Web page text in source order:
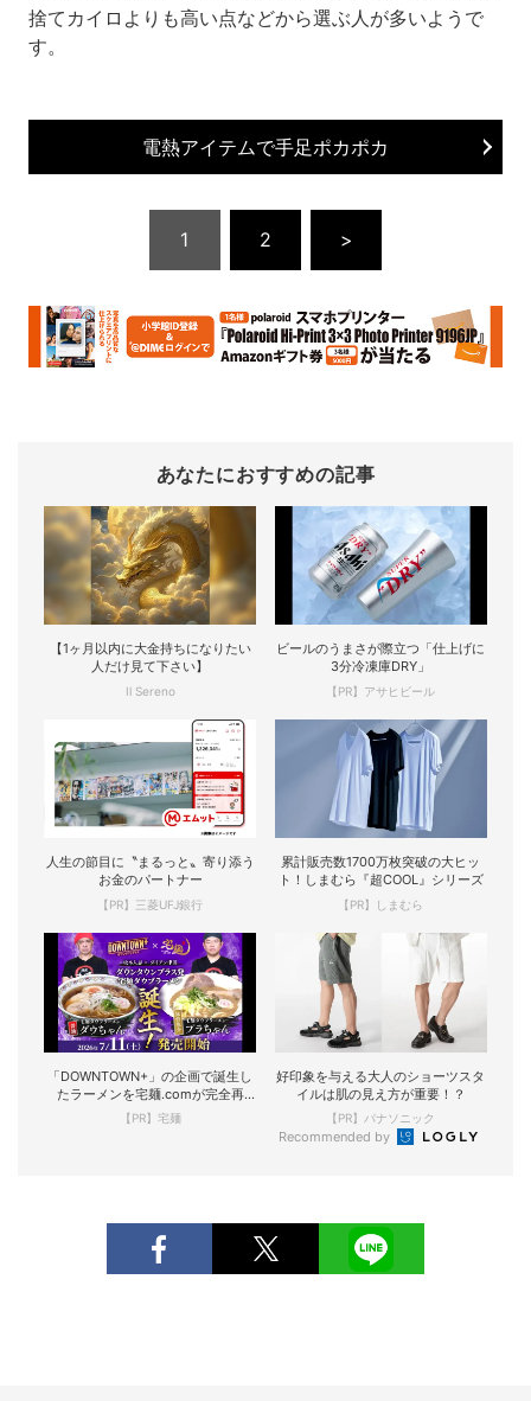
捨てカイロよりも高い点などから選ぶ人が多いようで
す。
電熱アイテムで手足ポカポカ
1 2 >
あなたにおすすめの記事
【1ヶ月以内に大金持ちになりたい
人だけ見て下さい】
Il Sereno
ビールのうまさが際立つ「仕上げに
3分冷凍庫DRY」
【PR】アサヒビール
人生の節目に〝まるっと〟寄り添う
お金のパートナー
【PR】三菱UFJ銀行
累計販売数1700万枚突破の大ヒッ
ト！しまむら『超COOL』シリーズ
【PR】しまむら
「DOWNTOWN+」の企画で誕生し
たラーメンを宅麺.comが完全再
現！
【PR】宅麺
好印象を与える大人のショーツスタ
イルは肌の見え方が重要！？
【PR】パナソニック
Recommended by